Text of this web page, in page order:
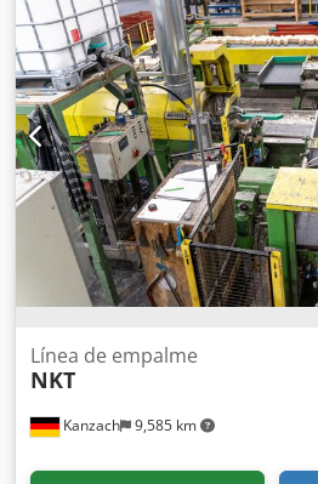
Kanzach 9,585 km
Línea de empalme
NKT